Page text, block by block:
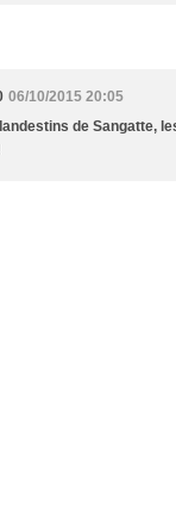
06/10/2015 20:05
de Sangatte,